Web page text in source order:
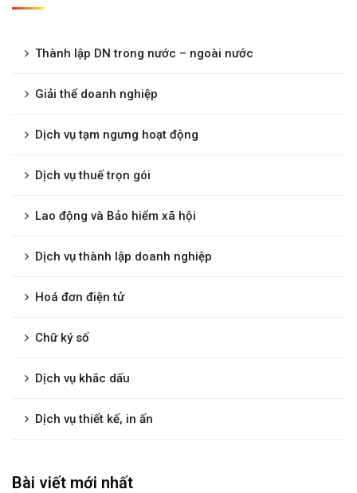
Thành lập DN trong nước – ngoài nước
Giải thể doanh nghiệp
Dịch vụ tạm ngưng hoạt động
Dịch vụ thuế trọn gói
Lao động và Bảo hiểm xã hội
Dịch vụ thành lập doanh nghiệp
Hoá đơn điện tử
Chữ ký số
Dịch vụ khắc dấu
Dịch vụ thiết kế, in ấn
Bài viết mới nhất